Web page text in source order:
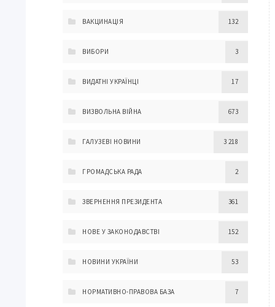
ВАКЦИНАЦІЯ 132
ВИБОРИ 3
ВИДАТНІ УКРАЇНЦІ 17
ВИЗВОЛЬНА ВІЙНА 673
ГАЛУЗЕВІ НОВИНИ 3 218
ГРОМАДСЬКА РАДА 2
ЗВЕРНЕННЯ ПРЕЗИДЕНТА 361
НОВЕ У ЗАКОНОДАВСТВІ 152
НОВИНИ УКРАЇНИ 53
НОРМАТИВНО-ПРАВОВА БАЗА 7